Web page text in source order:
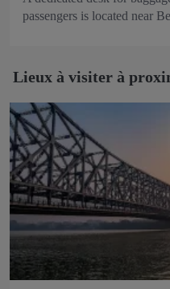
passengers is located near
Lieux à visiter à